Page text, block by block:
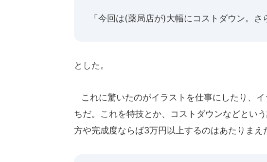
「今回は(薬局店が)大幅にコストダウン。さ
とした。
これに驚いたのがイラストを仕事にしたり、
ちだ。これを特技とか、コストダウンなどとい
方や完成度ならば3万円以上するのはあたりまえ